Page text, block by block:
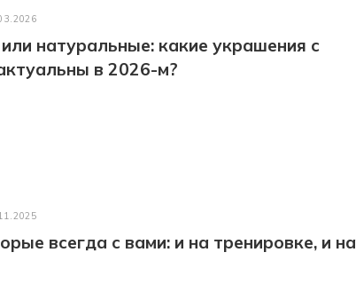
натуральные: какие украшения с
в 2026-м?
всегда с вами: и на тренировке, и на